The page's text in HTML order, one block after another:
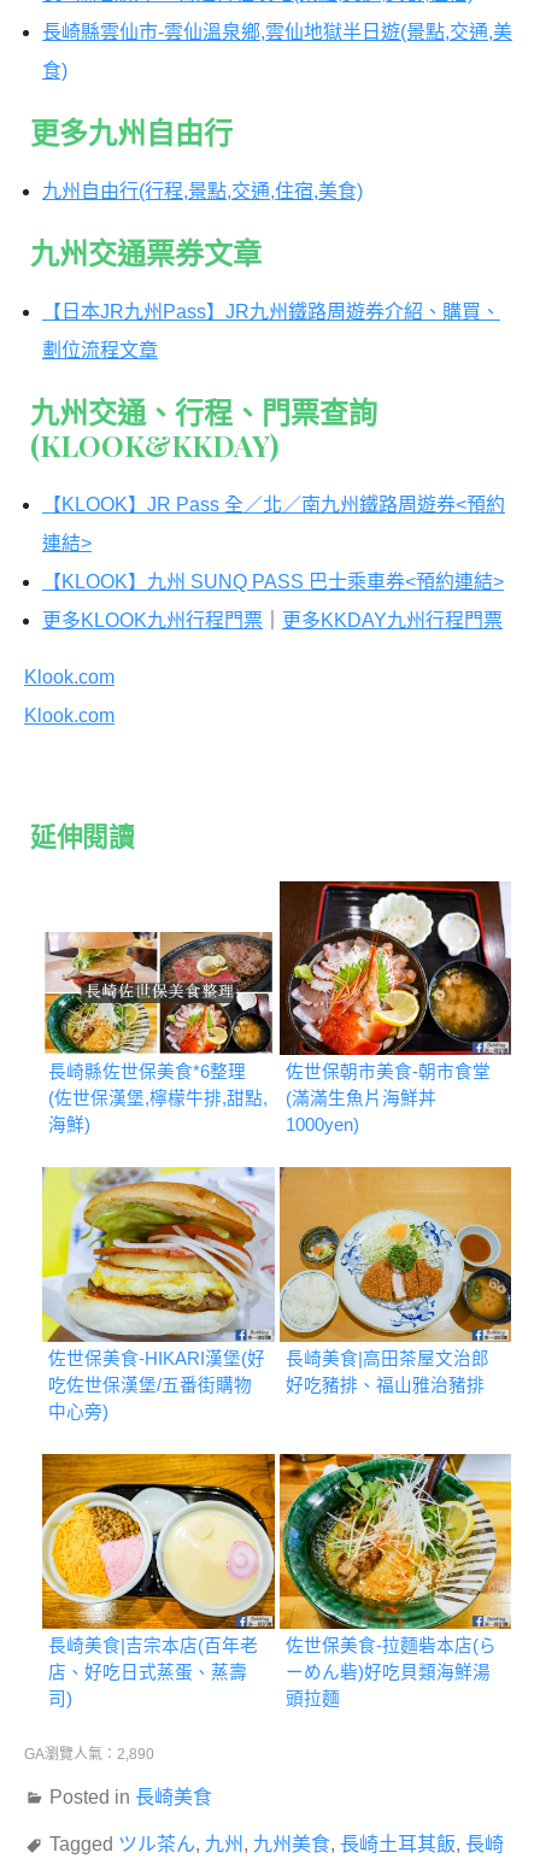
長崎縣雲仙市-雲仙溫泉鄉,雲仙地獄半日遊(景點,交通,美
食)
更多九州自由行
九州自由行(行程,景點,交通,住宿,美食)
九州交通票券文章
【日本JR九州Pass】JR九州鐵路周遊券介紹、購買、
劃位流程文章
九州交通、行程、門票查詢
(KLOOK&KKDAY)
【KLOOK】JR Pass 全／北／南九州鐵路周遊券<預約
連結>
【KLOOK】 九州 SUNQ PASS 巴士乘車券<預約連結>
更多KLOOK九州行程門票
更多KKDAY九州行程門票
Klook.com
Klook.com
延伸閱讀
長崎縣佐世保美食*6整理
(佐世保漢堡,檸檬牛排,甜點,
海鮮)
佐世保朝市美食-朝市食堂
(滿滿生魚片海鮮丼
1000yen)
佐世保美食-HIKARI漢堡(好
吃佐世保漢堡/五番街購物
中心旁)
長崎美食|高田茶屋文治郎
好吃豬排、福山雅治豬排
長崎美食|吉宗本店(百年老
店、好吃日式蒸蛋、蒸壽
司)
佐世保美食-拉麵砦本店(ら
ーめん砦)好吃貝類海鮮湯
頭拉麵
GA瀏覽人氣：2,890
Posted in 長崎美食
Tagged ツル茶ん, 九州 , 九州美食, 長崎土耳其飯, 長崎